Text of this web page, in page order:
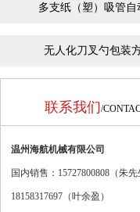
多支纸（塑）吸管自
无人化刀叉勺包装方
联系我们/
温州海航机械有限公司
国内销售：15727800808（朱先
18158317697（叶余盈 ）